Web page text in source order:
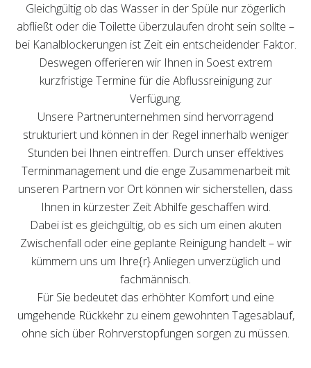
Gleichgültig ob das Wasser in der Spüle nur zögerlich
abfließt oder die Toilette überzulaufen droht sein sollte –
bei Kanalblockerungen ist Zeit ein entscheidender Faktor.
Deswegen offerieren wir Ihnen in Soest extrem
kurzfristige Termine für die Abflussreinigung zur
Verfügung.
Unsere Partnerunternehmen sind hervorragend
strukturiert und können in der Regel innerhalb weniger
Stunden bei Ihnen eintreffen. Durch unser effektives
Terminmanagement und die enge Zusammenarbeit mit
unseren Partnern vor Ort können wir sicherstellen, dass
Ihnen in kürzester Zeit Abhilfe geschaffen wird.
Dabei ist es gleichgültig, ob es sich um einen akuten
Zwischenfall oder eine geplante Reinigung handelt – wir
kümmern uns um Ihre{r} Anliegen unverzüglich und
fachmännisch.
Für Sie bedeutet das erhöhter Komfort und eine
umgehende Rückkehr zu einem gewohnten Tagesablauf,
ohne sich über Rohrverstopfungen sorgen zu müssen.